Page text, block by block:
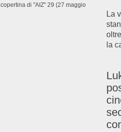
, copertina di "AIZ" 29 (27 maggio
La
la